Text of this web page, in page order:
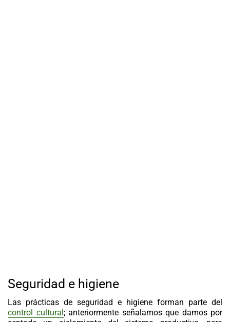
Seguridad e higiene
Las prácticas de seguridad e higiene forman parte del
control cultural ; anteriormente señalamos que damos por